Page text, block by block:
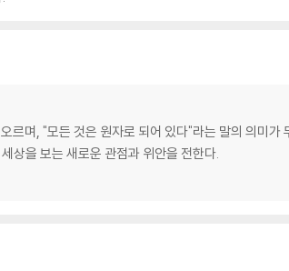
며, "모든 것은 원자로 되어 있다"라는 말의 의미가
상을 보는 새로운 관점과 위안을 전한다.